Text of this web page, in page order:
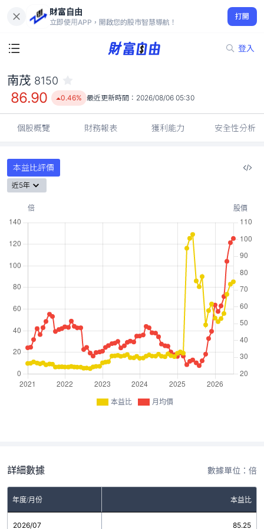
財富自由
立即使用APP，開啟您的股市智慧導航！
打開
登入
86.90
0.46%
南茂 8150
86.90 0.46% 最近更新時間： 2026/08/06 05:30
個股概覽 財務報表 獲利能力 安全性分析
本益比評價
近5年
本益比 月均價
詳細數據 數據單位：倍
年度/月份 本益比
2026/07 85.25